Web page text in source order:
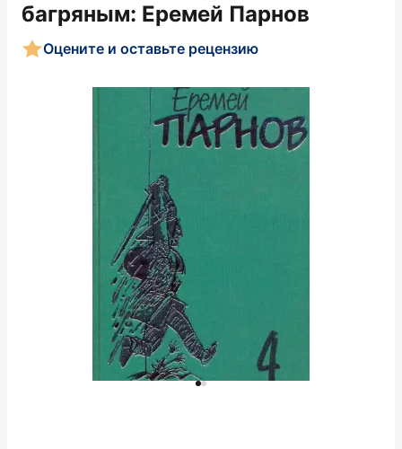
багряным: Еремей Парнов
Оцените и оставьте рецензию